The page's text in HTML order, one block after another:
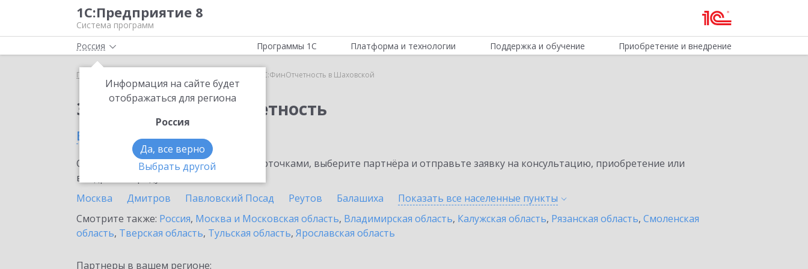
1С:Предприятие 8
Система программ
Россия
Информация на сайте будет
отображаться для региона
Россия
Да, все верно
Выбрать другой
Программы 1С Платформа и технологии Поддержка и обучение Приобретение и внедрение
Главная 1С:ФинОтчетность в Шаховской
Заказать 1С:ФинОтчетность
в Шаховской
Ознакомьтесь с информационными карточками, выберите партнёра и отправьте заявку на консультацию, приобретение или
внедрение продукта.
Москва
Дмитров Павловский Посад Реутов Балашиха Показать все населенные пункты
Смотрите также: Россия, Москва и Московская область, Владимирская область, Калужская область, Рязанская область, Смоленская
область, Тверская область, Тульская область, Ярославская область
Партнеры в вашем регионе: